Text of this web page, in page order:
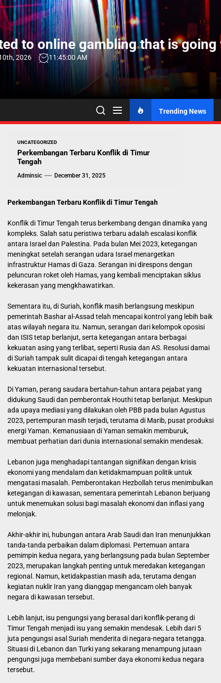
Skip
to
the
contentto online gambling that is going
2026 11:45:01 AM
Trending News
UNCATEGORIZED
Perkembangan Terbaru Konflik di Timur
Tengah
Adminsic December 31, 2025
Perkembangan Terbaru Konflik di Timur Tengah
Konflik di Timur Tengah terus berkembang dengan dinamika yang
kompleks. Salah satu peristiwa terbaru adalah escalasi konflik
antara Israel dan Palestina. Pada bulan Mei 2023, ketegangan
meningkat setelah serangan udara Israel menargetkan
infrastruktur Hamas di Gaza. Serangan ini direspons dengan
peluncuran roket oleh Hamas, yang kembali menciptakan siklus
kekerasan yang mengkhawatirkan.
Sementara itu, di Suriah, konflik masih berlangsung meskipun
pemerintah Bashar al-Assad telah mencapai kontrol yang lebih baik
atas wilayah negara itu. Namun, serangan dari kelompok oposisi
dan ISIS tetap berlanjut, serta ketegangan antara berbagai
kekuatan asing yang terlibat, seperti Rusia dan AS. Resolusi damai
di Suriah tampak sulit dicapai di tengah ketegangan antara
kekuatan internasional tersebut.
Di Yaman, perang saudara bertahun-tahun antara pejabat yang
didukung Saudi dan pemberontak Houthi tetap berlanjut. Meskipun
ada upaya mediasi yang dilakukan oleh PBB pada bulan Agustus
2023, pertempuran masih terjadi, terutama di Marib, pusat produksi
energi Yaman. Kemanusiaan di Yaman semakin memburuk,
membuat perhatian dari dunia internasional semakin mendesak.
Lebanon juga menghadapi tantangan signifikan dengan krisis
ekonomi yang mendalam dan ketidakmampuan politik untuk
mengatasi masalah. Pemberontakan Hezbollah terus menimbulkan
ketegangan di kawasan, sementara pemerintah Lebanon berjuang
untuk menemukan solusi bagi masalah ekonomi dan inflasi yang
melonjak.
Akhir-akhir ini, hubungan antara Arab Saudi dan Iran menunjukkan
tanda-tanda perbaikan dalam diplomasi. Pertemuan antara
pemimpin kedua negara, yang berlangsung pada bulan September
2023, merupakan langkah penting untuk meredakan ketegangan
regional. Namun, ketidakpastian masih ada, terutama dengan
kegiatan nuklir Iran yang dianggap mengancam oleh banyak
negara di kawasan tersebut.
Lebih lanjut, isu pengungsi yang berasal dari konflik-perang di
Timur Tengah menjadi isu yang semakin mendesak. Lebih dari 5
juta pengungsi asal Suriah menderita di negara-negara tetangga.
Situasi di Lebanon dan Turki yang sekarang menampung jutaan
pengungsi juga membebani sumber daya ekonomi kedua negara
tersebut.